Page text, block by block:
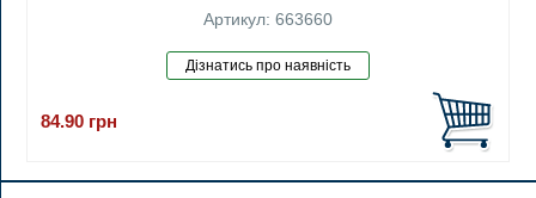
Артикул: 663660
84.90 грн